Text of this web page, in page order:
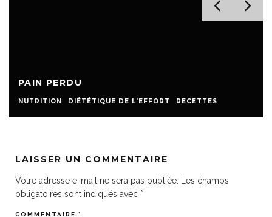
PAIN PERDU
NUTRITION DIÉTÉTIQUE DE L'EFFORT RECETTES
LAISSER UN COMMENTAIRE
Votre adresse e-mail ne sera pas publiée.
Les champs
obligatoires sont indiqués avec *
COMMENTAIRE *